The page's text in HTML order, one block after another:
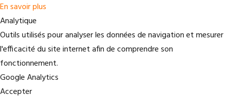
En savoir plus
Analytique
Outils utilisés pour analyser les données de navigation et mesurer
l'efficacité du site internet afin de comprendre son
fonctionnement.
Google Analytics
Accepter